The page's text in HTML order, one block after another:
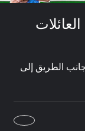
الطريق إلى